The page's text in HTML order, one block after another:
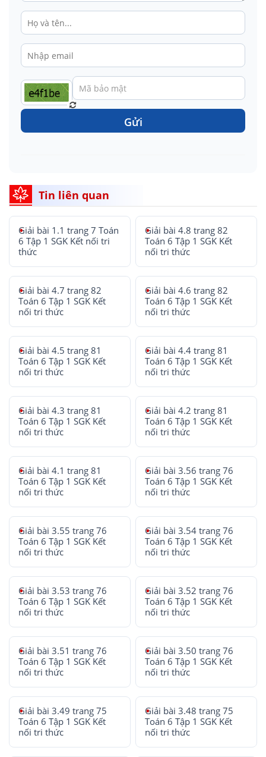
Gửi
Tin liên quan
Giải bài 1.1 trang 7 Toán
6 Tập 1 SGK Kết nối tri
thức
Giải bài 4.8 trang 82
Toán 6 Tập 1 SGK Kết
nối tri thức
Giải bài 4.7 trang 82
Toán 6 Tập 1 SGK Kết
nối tri thức
Giải bài 4.6 trang 82
Toán 6 Tập 1 SGK Kết
nối tri thức
Giải bài 4.5 trang 81
Toán 6 Tập 1 SGK Kết
nối tri thức
Giải bài 4.4 trang 81
Toán 6 Tập 1 SGK Kết
nối tri thức
Giải bài 4.3 trang 81
Toán 6 Tập 1 SGK Kết
nối tri thức
Giải bài 4.2 trang 81
Toán 6 Tập 1 SGK Kết
nối tri thức
Giải bài 4.1 trang 81
Toán 6 Tập 1 SGK Kết
nối tri thức
Giải bài 3.56 trang 76
Toán 6 Tập 1 SGK Kết
nối tri thức
Giải bài 3.55 trang 76
Toán 6 Tập 1 SGK Kết
nối tri thức
Giải bài 3.54 trang 76
Toán 6 Tập 1 SGK Kết
nối tri thức
Giải bài 3.53 trang 76
Toán 6 Tập 1 SGK Kết
nối tri thức
Giải bài 3.52 trang 76
Toán 6 Tập 1 SGK Kết
nối tri thức
Giải bài 3.51 trang 76
Toán 6 Tập 1 SGK Kết
nối tri thức
Giải bài 3.50 trang 76
Toán 6 Tập 1 SGK Kết
nối tri thức
Giải bài 3.49 trang 75
Toán 6 Tập 1 SGK Kết
nối tri thức
Giải bài 3.48 trang 75
Toán 6 Tập 1 SGK Kết
nối tri thức